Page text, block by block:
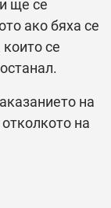
ще се
ако бяха се
се
на
на